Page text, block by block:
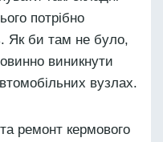
потрібно
Як би там не було,
виникнути
вузлах.
ремонт кермового